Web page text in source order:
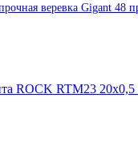
веревка Gigant 48